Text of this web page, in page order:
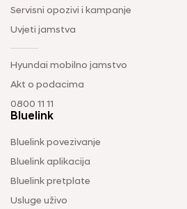
Servisni opozivi i kampanje
Uvjeti jamstva
Hyundai mobilno jamstvo
Akt o podacima
0800 11 11
Bluelink
Bluelink povezivanje
Bluelink aplikacija
Bluelink pretplate
Usluge uživo